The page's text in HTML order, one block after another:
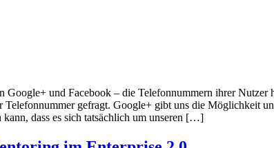
Google+ und Facebook – die Telefonnummern ihrer
gefragt. Google+ gibt uns die Möglichkeit
dass es sich tatsächlich um unseren […]